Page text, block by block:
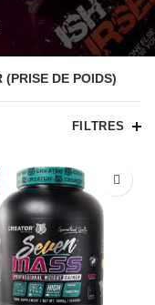
(PRISE DE POIDS)
FILTRES